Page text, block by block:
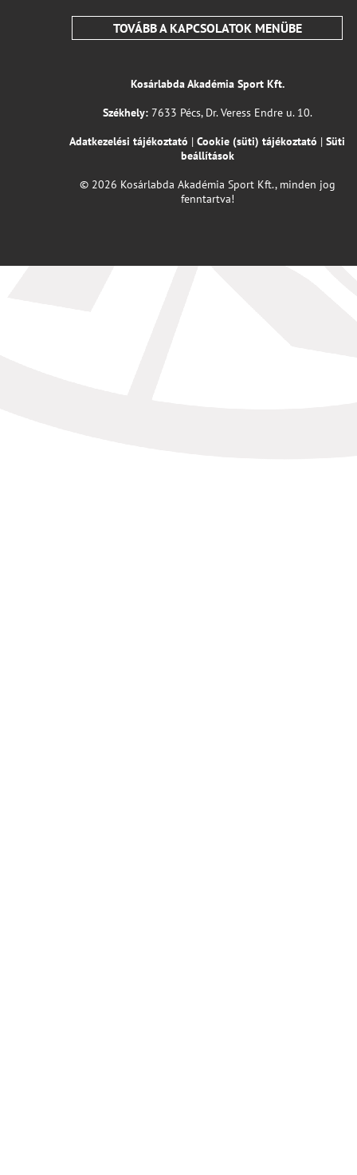
TOVÁBB A KAPCSOLATOK MENÜBE
Kosárlabda Akadémia Sport Kft.
Székhely:7633 Pécs, Dr. Veress Endre u. 10.
Adatkezelési tájékoztató | Cookie (süti) tájékoztató | Süti
beállítások
© 2026 Kosárlabda Akadémia Sport Kft., minden jog
fenntartva!